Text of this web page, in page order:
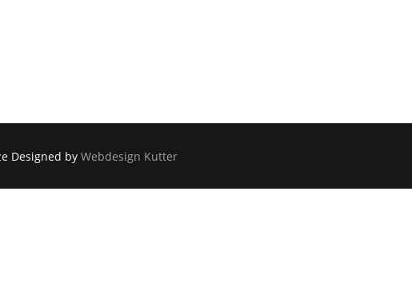
Designed by Webdesign Kutter